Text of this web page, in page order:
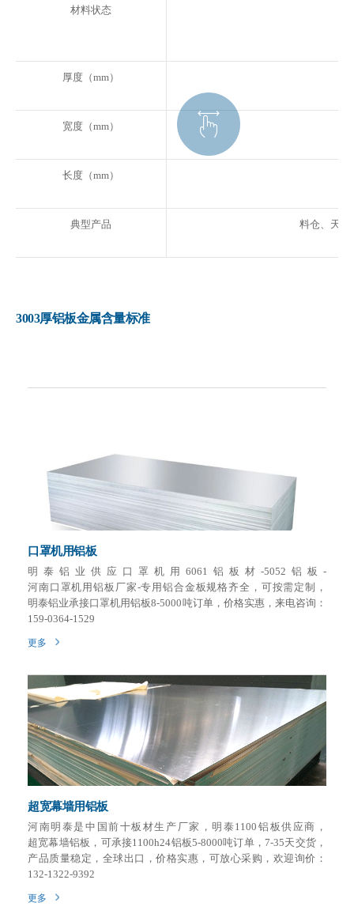
材料状态
厚度（mm）
宽度（mm）
长度（mm）
典型产品 料仓、天线
3003厚铝板金属含量标准
口罩机用铝板
明泰铝业供应口罩机用6061铝板材-5052铝板-
河南口罩机用铝板厂家-专用铝合金板规格齐全，可按需定制，
明泰铝业承接口罩机用铝板8-5000吨订单，价格实惠，来电咨询：
159-0364-1529
更多
超宽幕墙用铝板
河南明泰是中国前十板材生产厂家，明泰1100铝板供应商，
超宽幕墙铝板，可承接1100h24铝板5-8000吨订单，7-35天交货，
产品质量稳定，全球出口，价格实惠，可放心采购，欢迎询价：
132-1322-9392
更多